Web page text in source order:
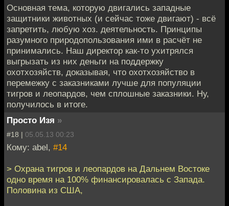
Основная тема, которую двигались западные
защитники животных (и сейчас тоже двигают) - всё
запретить, любую хоз. деятельность. Принципы
разумного природопользования ими в расчёт не
принимались. Наш директор как-то ухитрялся
выгрызать из них деньги на поддержку
охотхозяйств, доказывая, что охотхозяйство в
перемежку с заказниками лучше для популяции
тигров и леопардов, чем сплошные заказники. Ну,
получилось в итоге.
Просто Изя »
#18 | 05.05.13 00:23
Кому: abel, #14
> Охрана тигров и леопардов на Дальнем Востоке
одно время на 100% финансировалась с Запада.
Половина из США,